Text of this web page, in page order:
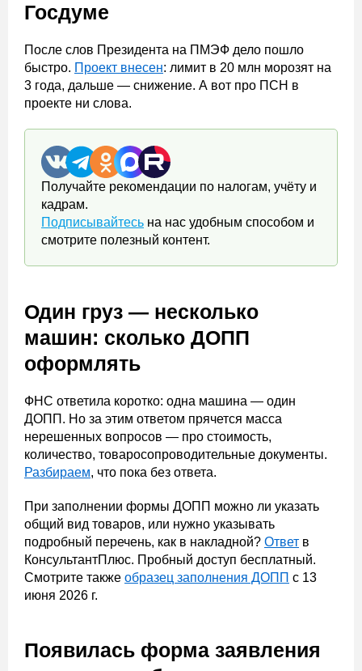
Госдуме
После слов Президента на ПМЭФ дело пошло
быстро. Проект внесен: лимит в 20 млн морозят на
3 года, дальше — снижение. А вот про ПСН в
проекте ни слова.
Получайте рекомендации по налогам, учёту и
кадрам.
Подписывайтесь на нас удобным способом и
смотрите полезный контент.
Один груз — несколько
машин: сколько ДОПП
оформлять
ФНС ответила коротко: одна машина — один
ДОПП. Но за этим ответом прячется масса
нерешенных вопросов — про стоимость,
количество, товаросопроводительные документы.
Разбираем, что пока без ответа.
При заполнении формы ДОПП можно ли указать
общий вид товаров, или нужно указывать
подробный перечень, как в накладной? Ответ в
КонсультантПлюс. Пробный доступ бесплатный.
Смотрите также образец заполнения ДОПП с 13
июня 2026 г.
Появилась форма заявления